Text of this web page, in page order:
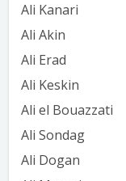
Ali Kanari
Ali Akin
Ali Erad
Ali Keskin
Ali el Bouazzati
Ali Sondag
Ali Dogan